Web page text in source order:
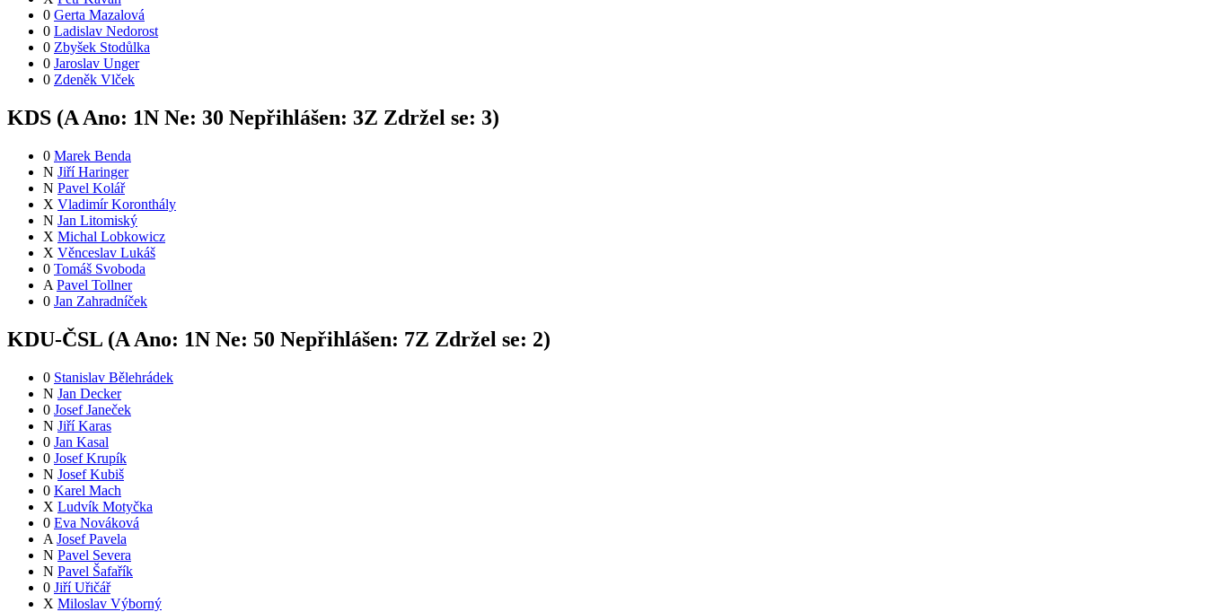
0 Gerta Mazalová
0 Ladislav Nedorost
0 Zbyšek Stodůlka
0 Jaroslav Unger
0 Zdeněk Vlček
KDS (A Ano: 1N Ne: 30 Nepřihlášen: 3Z Zdržel se: 3)
0 Marek Benda
N Jiří Haringer
N Pavel Kolář
X Vladimír Koronthály
N Jan Litomiský
X Michal Lobkowicz
X Věnceslav Lukáš
0 Tomáš Svoboda
A Pavel Tollner
0 Jan Zahradníček
KDU-ČSL (A Ano: 1N Ne: 50 Nepřihlášen: 7Z Zdržel se: 2)
0 Stanislav Bělehrádek
N Jan Decker
0 Josef Janeček
N Jiří Karas
0 Jan Kasal
0 Josef Krupík
N Josef Kubiš
0 Karel Mach
X Ludvík Motyčka
0 Eva Nováková
A Josef Pavela
N Pavel Severa
N Pavel Šafařík
0 Jiří Uřičář
X Miloslav Výborný